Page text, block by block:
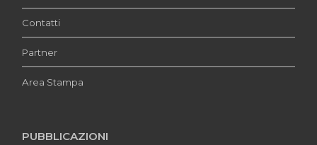
Contatti
Partner
Area Stampa
PUBBLICAZIONI